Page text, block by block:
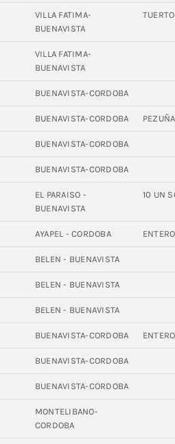
VILLA FATIMA-
BUENAVISTA
VILLA FATIMA-
BUENAVISTA
BUENAVISTA-CORDOBA
BUENAVISTA-CORDOBA
BUENAVISTA-CORDOBA
BUENAVISTA-CORDOBA
EL PARAISO -
BUENAVISTA
10 UN
AYAPEL - CORDOBA
BELEN - BUENAVISTA
BELEN - BUENAVISTA
BELEN - BUENAVISTA
BUENAVISTA-CORDOBA
BUENAVISTA-CORDOBA
BUENAVISTA-CORDOBA
MONTELIBANO-
CORDOBA